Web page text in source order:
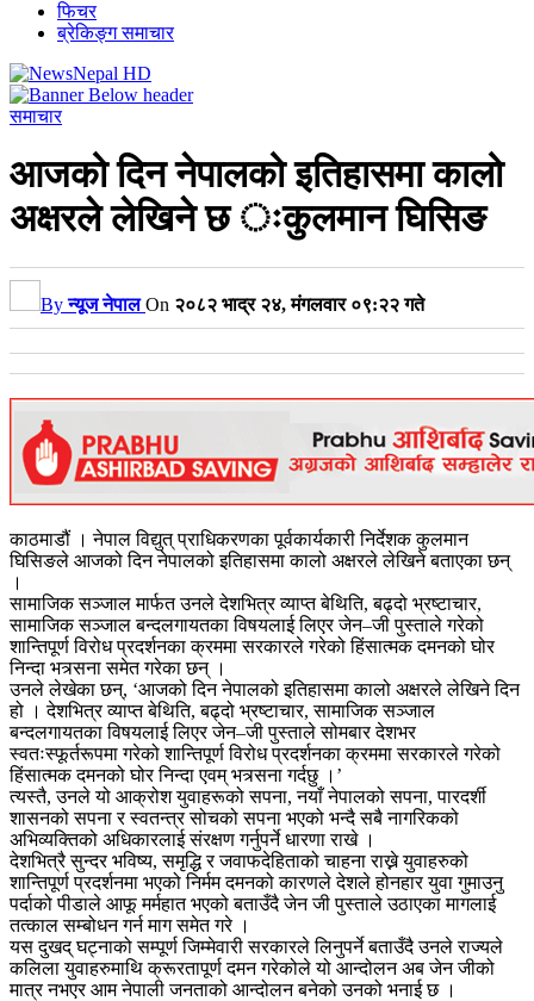
फिचर
ब्रेकिङ्ग समाचार
समाचार
आजको दिन नेपालको इतिहासमा कालो
अक्षरले लेखिने छ ःकुलमान घिसिङ
Byन्यूज नेपाल On २०८२ भाद्र २४, मंगलवार ०९:२२ गते
काठमाडौं । नेपाल विद्युत् प्राधिकरणका पूर्वकार्यकारी निर्देशक कुलमान
घिसिङले आजको दिन नेपालको इतिहासमा कालो अक्षरले लेखिने बताएका छन्
।
सामाजिक सञ्जाल मार्फत उनले देशभित्र व्याप्त बेथिति, बढ्दो भ्रष्टाचार,
सामाजिक सञ्जाल बन्दलगायतका विषयलाई लिएर जेन–जी पुस्ताले गरेको
शान्तिपूर्ण विरोध प्रदर्शनका क्रममा सरकारले गरेको हिंसात्मक दमनको घोर
निन्दा भत्र्सना समेत गरेका छन् ।
उनले लेखेका छन्, ‘आजको दिन नेपालको इतिहासमा कालो अक्षरले लेखिने दिन
हो । देशभित्र व्याप्त बेथिति, बढ्दो भ्रष्टाचार, सामाजिक सञ्जाल
बन्दलगायतका विषयलाई लिएर जेन–जी पुस्ताले सोमबार देशभर
स्वतःस्फूर्तरूपमा गरेको शान्तिपूर्ण विरोध प्रदर्शनका क्रममा सरकारले गरेको
हिंसात्मक दमनको घोर निन्दा एवम् भत्र्सना गर्दछु ।’
त्यस्तै, उनले यो आक्रोश युवाहरूको सपना, नयाँ नेपालको सपना, पारदर्शी
शासनको सपना र स्वतन्त्र सोचको सपना भएको भन्दै सबै नागरिकको
अभिव्यक्तिको अधिकारलाई संरक्षण गर्नुपर्ने धारणा राखे ।
देशभित्रै सुन्दर भविष्य, समृद्धि र जवाफदेहिताको चाहना राख्ने युवाहरुको
शान्तिपूर्ण प्रदर्शनमा भएको निर्मम दमनको कारणले देशले होनहार युवा गुमाउनु
पर्दाको पीडाले आफू मर्महात भएको बताउँदै जेन जी पुस्ताले उठाएका मागलाई
तत्काल सम्बोधन गर्न माग समेत गरे ।
यस दुखद् घट्नाको सम्पूर्ण जिम्मेवारी सरकारले लिनुपर्ने बताउँदै उनले राज्यले
कलिला युवाहरुमाथि क्रूरतापूर्ण दमन गरेकोले यो आन्दोलन अब जेन जीको
मात्र नभएर आम नेपाली जनताको आन्दोलन बनेको उनको भनाई छ ।